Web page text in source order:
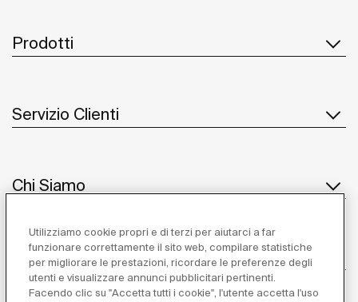
Prodotti
Servizio Clienti
Chi Siamo
Ispirazione
Seguiteci
Utilizziamo cookie propri e di terzi per aiutarci a far
funzionare correttamente il sito web, compilare statistiche
per migliorare le prestazioni, ricordare le preferenze degli
utenti e visualizzare annunci pubblicitari pertinenti.
Facendo clic su "Accetta tutti i cookie", l'utente accetta l'uso